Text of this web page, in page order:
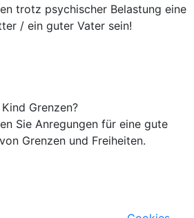
trotz psychischer Belastung eine
/ ein guter Vater sein!
Grenzen?
Sie Anregungen für eine gute
Grenzen und Freiheiten.